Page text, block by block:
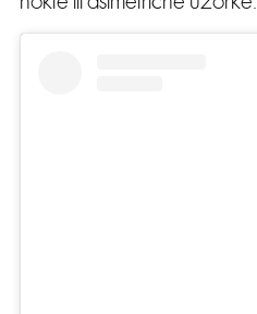
nokte ili asimetrične uzorke.